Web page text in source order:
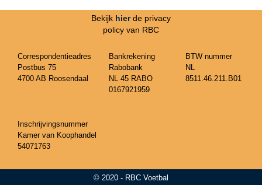
Bekijk hier de privacy
policy van RBC
Correspondentieadres
Postbus 75
4700 AB Roosendaal
Bankrekening
Rabobank
NL 45 RABO
0167921959
BTW nummer
NL
8511.46.211.B01
Inschrijvingsnummer
Kamer van Koophandel
54071763
© 2020 - RBC Voetbal